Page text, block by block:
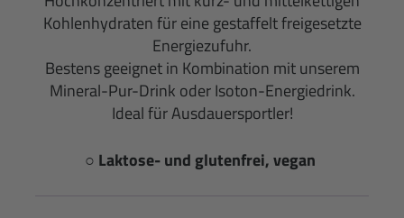
Kohlenhydraten für eine gestaffelt freigesetzte
Energiezufuhr.
Bestens geeignet in Kombination mit unserem
Mineral-Pur-Drink oder Isoton-Energiedrink.
Ideal für Ausdauersportler!
○ Laktose- und glutenfrei, vegan